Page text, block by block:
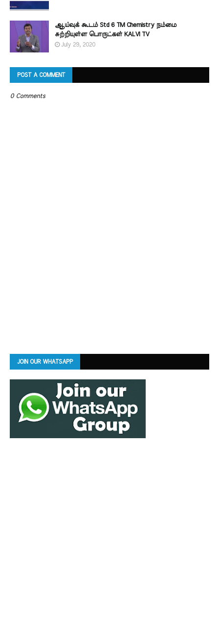
ஆய்வுக் கூடம் Std 6 TM Chemistry நம்மை
சுற்றியுள்ள பொருட்கள் KALVI TV
July 29, 2020
POST A COMMENT
0 Comments
JOIN OUR WHATSAPP